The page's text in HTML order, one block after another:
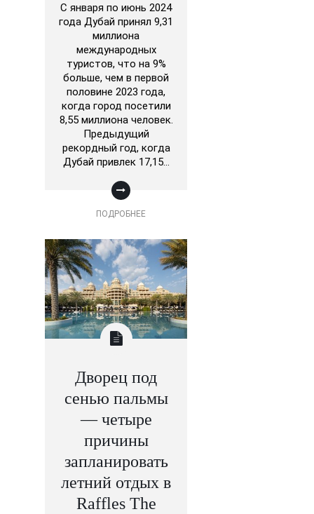
С января по июнь 2024
года Дубай принял 9,31
миллиона
международных
туристов, что на 9%
больше, чем в первой
половине 2023 года,
когда город посетили
8,55 миллиона человек.
Предыдущий
рекордный год, когда
Дубай привлек 17,15…
ПОДРОБНЕЕ
Дворец под
сенью пальмы
— четыре
причины
запланировать
летний отдых в
Raffles The